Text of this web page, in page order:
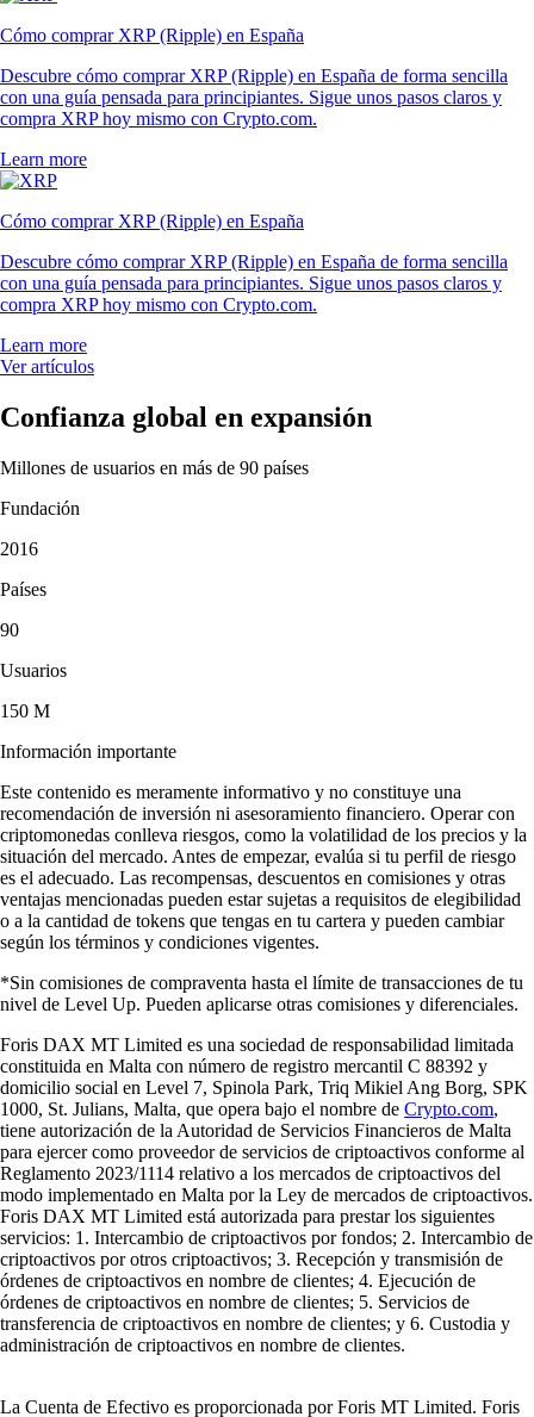
Cómo comprar XRP (Ripple) en España
Descubre cómo comprar XRP (Ripple) en España de forma sencilla
con una guía pensada para principiantes. Sigue unos pasos claros y
compra XRP hoy mismo con Crypto.com.
Learn more
Cómo comprar XRP (Ripple) en España
Descubre cómo comprar XRP (Ripple) en España de forma sencilla
con una guía pensada para principiantes. Sigue unos pasos claros y
compra XRP hoy mismo con Crypto.com.
Learn more
Ver artículos
Confianza global en expansión
Millones de usuarios en más de 90 países
Fundación
2016
Países
90
Usuarios
150 M
Información importante
Este contenido es meramente informativo y no constituye una
recomendación de inversión ni asesoramiento financiero. Operar con
criptomonedas conlleva riesgos, como la volatilidad de los precios y la
situación del mercado. Antes de empezar, evalúa si tu perfil de riesgo
es el adecuado. Las recompensas, descuentos en comisiones y otras
ventajas mencionadas pueden estar sujetas a requisitos de elegibilidad
o a la cantidad de tokens que tengas en tu cartera y pueden cambiar
según los términos y condiciones vigentes.
*Sin comisiones de compraventa hasta el límite de transacciones de tu
nivel de Level Up. Pueden aplicarse otras comisiones y diferenciales.
Foris DAX MT Limited es una sociedad de responsabilidad limitada
constituida en Malta con número de registro mercantil C 88392 y
domicilio social en Level 7, Spinola Park, Triq Mikiel Ang Borg, SPK
1000, St. Julians, Malta, que opera bajo el nombre de Crypto.com,
tiene autorización de la Autoridad de Servicios Financieros de Malta
para ejercer como proveedor de servicios de criptoactivos conforme al
Reglamento 2023/1114 relativo a los mercados de criptoactivos del
modo implementado en Malta por la Ley de mercados de criptoactivos.
Foris DAX MT Limited está autorizada para prestar los siguientes
servicios: 1. Intercambio de criptoactivos por fondos; 2. Intercambio de
criptoactivos por otros criptoactivos; 3. Recepción y transmisión de
órdenes de criptoactivos en nombre de clientes; 4. Ejecución de
órdenes de criptoactivos en nombre de clientes; 5. Servicios de
transferencia de criptoactivos en nombre de clientes; y 6. Custodia y
administración de criptoactivos en nombre de clientes.
La Cuenta de Efectivo es proporcionada por Foris MT Limited. Foris